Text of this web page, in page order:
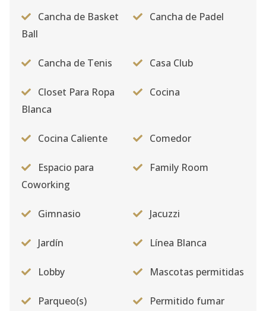
Cancha de Basket
Ball
Cancha de Padel
Cancha de Tenis Casa Club
Closet Para Ropa
Blanca
Cocina
Cocina Caliente Comedor
Espacio para
Coworking
Family Room
Gimnasio Jacuzzi
Jardín Línea Blanca
Lobby Mascotas permitidas
Parqueo(s)
Permitido fumar